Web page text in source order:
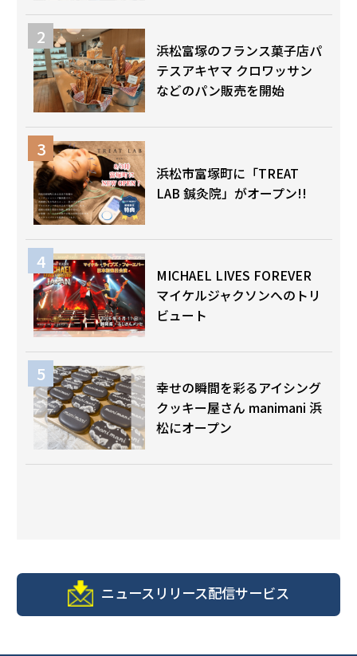
浜松富塚のフランス菓子店パ
テスアキヤマ クロワッサン
などのパン販売を開始
浜松市富塚町に「TREAT
LAB 鍼灸院」がオープン!!
MICHAEL LIVES FOREVER
マイケルジャクソンへのトリ
ビュート
幸せの瞬間を彩るアイシング
クッキー屋さん manimani 浜
松にオープン
ニュースリリース配信サービス